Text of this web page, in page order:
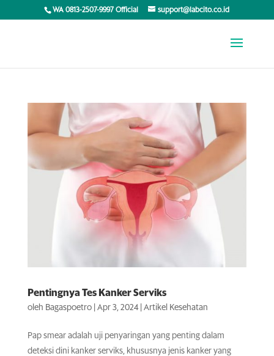
WA 0813-2507-9997 Official support@labcito.co.id
Pentingnya Tes Kanker Serviks
oleh Bagaspoetro| Apr 3, 2024| Artikel Kesehatan
Pap smear adalah uji penyaringan yang penting dalam
deteksi dini kanker serviks, khususnya jenis kanker yang